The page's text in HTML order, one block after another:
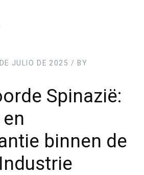
JULIO DE 2025 / BY
Spinazië:
binnen de